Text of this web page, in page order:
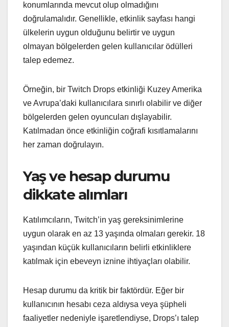
konumlarında mevcut olup olmadığını
doğrulamalıdır. Genellikle, etkinlik sayfası hangi
ülkelerin uygun olduğunu belirtir ve uygun
olmayan bölgelerden gelen kullanıcılar ödülleri
talep edemez.
Örneğin, bir Twitch Drops etkinliği Kuzey Amerika
ve Avrupa’daki kullanıcılara sınırlı olabilir ve diğer
bölgelerden gelen oyuncuları dışlayabilir.
Katılmadan önce etkinliğin coğrafi kısıtlamalarını
her zaman doğrulayın.
Yaş ve hesap durumu
dikkate alımları
Katılımcıların, Twitch’in yaş gereksinimlerine
uygun olarak en az 13 yaşında olmaları gerekir. 18
yaşından küçük kullanıcıların belirli etkinliklere
katılmak için ebeveyn iznine ihtiyaçları olabilir.
Hesap durumu da kritik bir faktördür. Eğer bir
kullanıcının hesabı ceza aldıysa veya şüpheli
faaliyetler nedeniyle işaretlendiyse, Drops’ı talep